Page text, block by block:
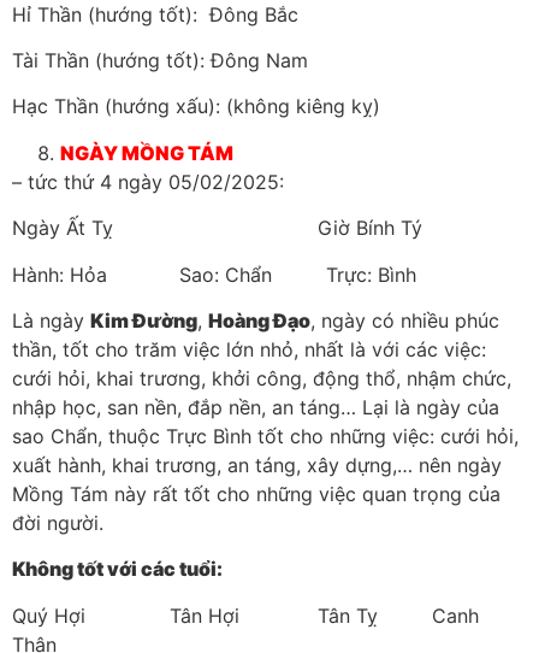
Hỉ Thần (hướng tốt): Đông Bắc
Tài Thần (hướng tốt): Đông Nam
Hạc Thần (hướng xấu): (không kiêng kỵ)
NGÀY MỒNG TÁM
– tức thứ 4 ngày 05/02/2025:
Ngày Ất Tỵ Giờ Bính Tý
Hành: Hỏa Sao: Chẩn Trực: Bình
Là ngày Kim Đường, Hoàng Đạo, ngày có nhiều phúc
thần, tốt cho trăm việc lớn nhỏ, nhất là với các việc:
cưới hỏi, khai trương, khởi công, động thổ, nhậm chức,
nhập học, san nền, đắp nền, an táng… Lại là ngày của
sao Chẩn, thuộc Trực Bình tốt cho những việc: cưới hỏi,
xuất hành, khai trương, an táng, xây dựng,… nên ngày
Mồng Tám này rất tốt cho những việc quan trọng của
đời người.
Không tốt với các tuổi:
Quý Hợi Tân Hợi Tân Tỵ Canh
Thân